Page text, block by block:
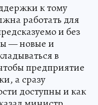
к тому
работать для
и без
— новые и
в
предприятие
а сразу
доступны и как